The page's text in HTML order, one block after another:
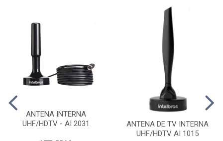
ANTENA INTERNA
UHF/HDTV - AI 2031
ANTENA DE TV INTERNA
UHF/HDTV AI 1015